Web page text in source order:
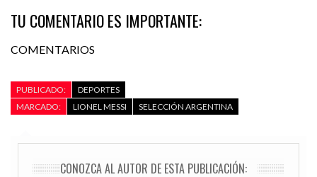
TU COMENTARIO ES IMPORTANTE:
COMENTARIOS
PUBLICADO:
DEPORTES
MARCADO:
LIONEL MESSI SELECCIÓN ARGENTINA
CONOZCA AL AUTOR DE ESTA PUBLICACIÓN: